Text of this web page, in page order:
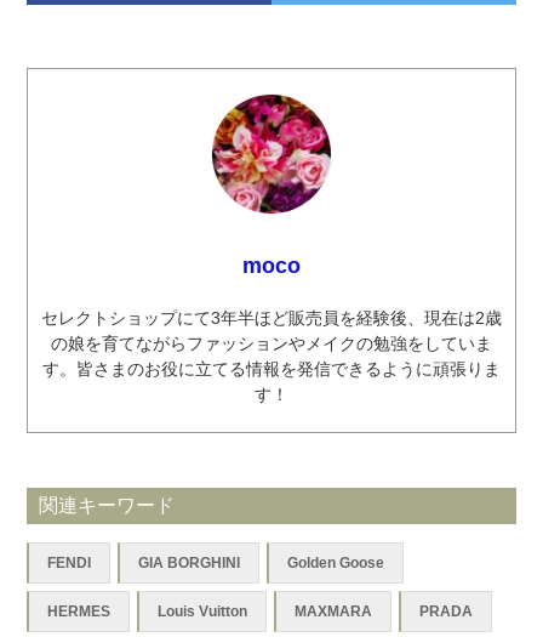
moco
セレクトショップにて3年半ほど販売員を経験後、現在は2歳
の娘を育てながらファッションやメイクの勉強をしていま
す。皆さまのお役に立てる情報を発信できるように頑張りま
す！
関連キーワード
FENDI GIA BORGHINI Golden Goose
HERMES Louis Vuitton MAXMARA PRADA